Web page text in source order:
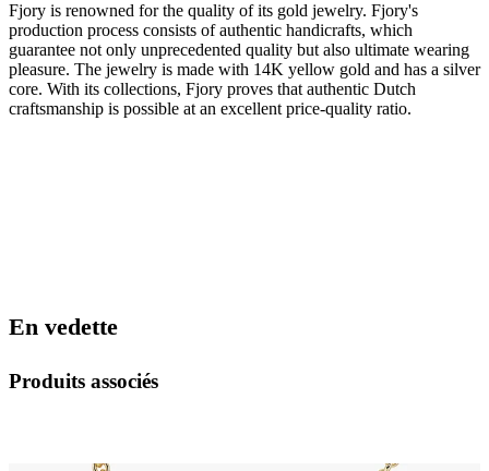
Fjory is renowned for the quality of its gold jewelry. Fjory's
production process consists of authentic handicrafts, which
guarantee not only unprecedented quality but also ultimate wearing
pleasure. The jewelry is made with 14K yellow gold and has a silver
core. With its collections, Fjory proves that authentic Dutch
craftsmanship is possible at an excellent price-quality ratio.
En vedette
Produits associés